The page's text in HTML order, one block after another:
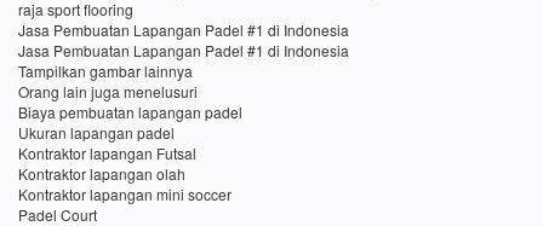
raja sport flooring
Jasa Pembuatan Lapangan Padel #1 di Indonesia
Jasa Pembuatan Lapangan Padel #1 di Indonesia
Tampilkan gambar lainnya
Orang lain juga menelusuri
Biaya pembuatan lapangan padel
Ukuran lapangan padel
Kontraktor lapangan Futsal
Kontraktor lapangan olah
Kontraktor lapangan mini soccer
Padel Court